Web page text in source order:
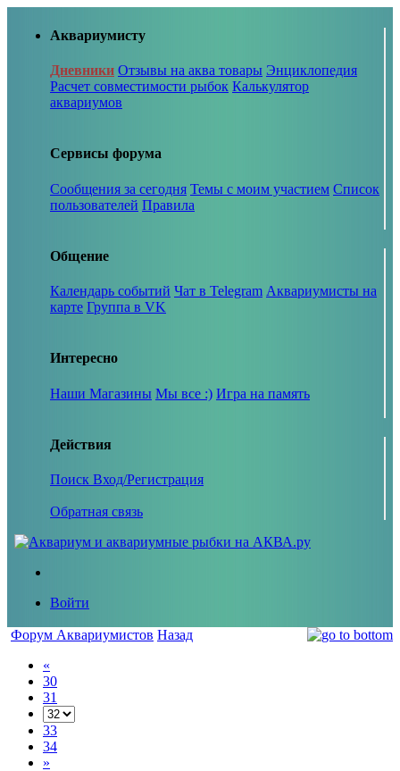
Аквариумисту
Дневники Отзывы на аква товары Энциклопедия
Расчет совместимости рыбок Калькулятор
аквариумов
Сервисы форума
Сообщения за сегодня Темы с моим участием Список
пользователей Правила
Общение
Календарь событий Чат в Telegram Аквариумисты на
карте Группа в VK
Интересно
Наши Магазины Мы все :) Игра на память
Действия
Поиск Вход/Регистрация
Обратная связь
Войти
Форум Аквариумистов Назад
«
30
31
33
34
»